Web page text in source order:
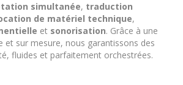
simultanée, traduction
de matériel technique,
et sonorisation. Grâce à une
et sur mesure, nous garantissons des
fluides et parfaitement orchestrées.